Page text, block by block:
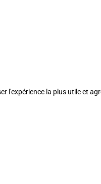
l'expérience la plus utile et